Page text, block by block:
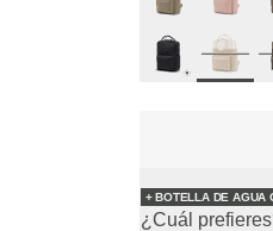
+ BOTELLA DE AGUA
¿Cuál